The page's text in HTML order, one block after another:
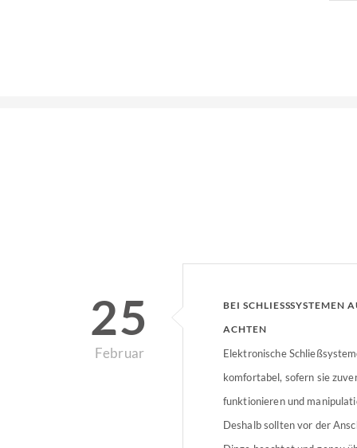
25
Februar
BEI SCHLIESSSYSTEMEN
CHTEN
Elektronische
komfortabel, sofern sie
funktionieren und
Deshalb sollten vor der